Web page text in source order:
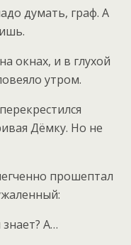
думать, граф. А
окнах, и в глухой
утром.
Дёмку. Но не
прошептал
А…